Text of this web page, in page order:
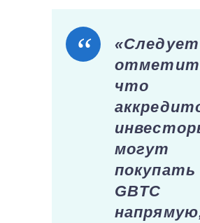
«Следует
что
могут
покупать
GBTC